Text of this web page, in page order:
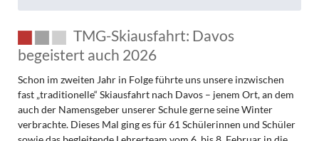
TMG-Skiausfahrt: Davos
begeistert auch 2026
Schon im zweiten Jahr in Folge führte uns unsere inzwischen
fast „traditionelle“ Skiausfahrt nach Davos – jenem Ort, an dem
auch der Namensgeber unserer Schule gerne seine Winter
verbrachte. Dieses Mal ging es für 61 Schülerinnen und Schüler